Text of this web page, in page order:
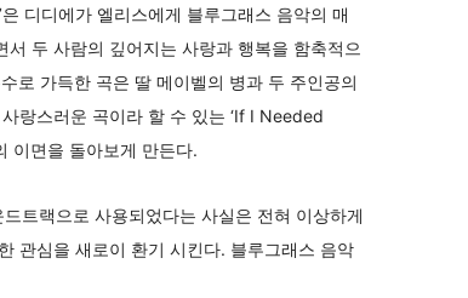
디디에가 엘리스에게 블루그래스 음악의 매
두 사람의 깊어지는 사랑과 행복을 함축적으
로 가득한 곡은 딸 메이벨의 병과 두 주인공의
랑스러운 곡이라 할 수 있는 ‘If I Needed
이면을 돌아보게 만든다.
트랙으로 사용되었다는 사실은 전혀 이상하게
관심을 새로이 환기 시킨다. 블루그래스 음악